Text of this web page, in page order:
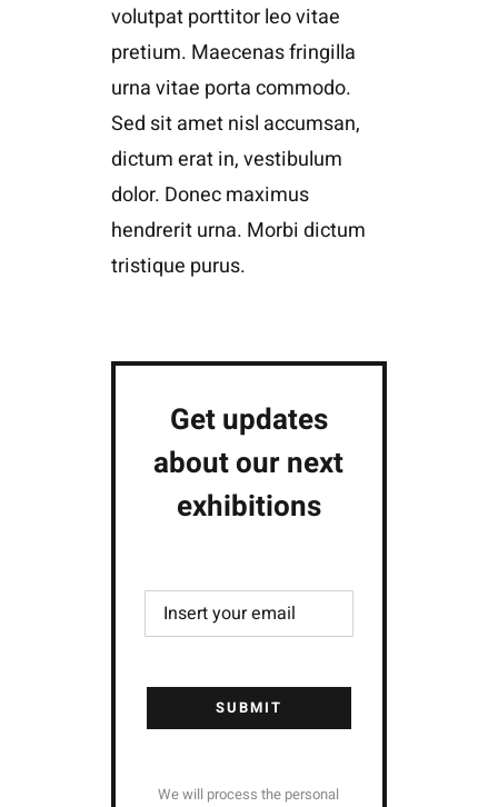
volutpat porttitor leo vitae
pretium. Maecenas fringilla
urna vitae porta commodo.
Sed sit amet nisl accumsan,
dictum erat in, vestibulum
dolor. Donec maximus
hendrerit urna. Morbi dictum
tristique purus.
Get updates
about our next
exhibitions
SUBMIT
We will process the personal